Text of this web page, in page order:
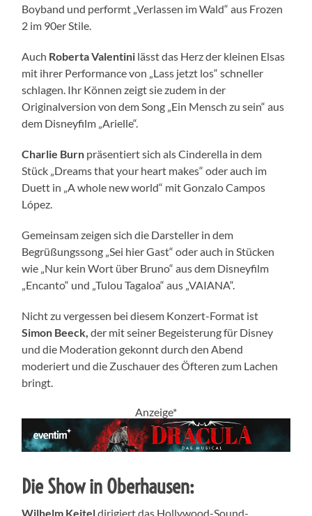
Boyband und performt „Verlassen im Wald“ aus Frozen
2 im 90er Stile.
Auch Roberta Valentini lässt das Herz der kleinen Elsas
mit ihrer Performance von „Lass jetzt los“ schneller
schlagen. Ihr Können zeigt sie zudem in der
Originalversion von dem Song „Ein Mensch zu sein“ aus
dem Disneyfilm „Arielle“.
Charlie Burn präsentiert sich als Cinderella in dem
Stück „Dreams that your heart makes“ oder auch im
Duett in „A whole new world“ mit Gonzalo Campos
López.
Gemeinsam zeigen sich die Darsteller in dem
Begrüßungssong „Sei hier Gast“ oder auch in Stücken
wie „Nur kein Wort über Bruno“ aus dem Disneyfilm
„Encanto“ und „Tulou Tagaloa“ aus „VAIANA“.
Nicht zu vergessen bei diesem Konzert-Format ist
Simon Beeck, der mit seiner Begeisterung für Disney
und die Moderation gekonnt durch den Abend
moderiert und die Zuschauer des Öfteren zum Lachen
bringt.
Anzeige*
Die Show in Oberhausen:
Wilhelm Keiteldirigiert das Hollywood-Sound-